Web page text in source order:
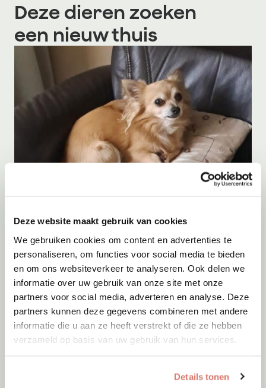
Deze website maakt gebruik van cookies
We gebruiken cookies om content en advertenties te
personaliseren, om functies voor social media te bieden
en om ons websiteverkeer te analyseren. Ook delen we
informatie over uw gebruik van onze site met onze
partners voor social media, adverteren en analyse. Deze
partners kunnen deze gegevens combineren met andere
informatie die u aan ze heeft verstrekt of die ze hebben
verzameld op basis van uw gebruik van hun services.
Details tonen
Deze dieren zoeken
een nieuw thuis
Kito